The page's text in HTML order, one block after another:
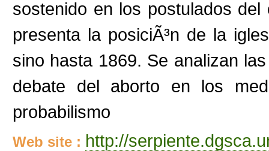
sostenido en los postulados
presenta la posiciÃ³n de la
sino hasta 1869. Se analizan
debate del aborto en los
probabilismo
Web site : http://